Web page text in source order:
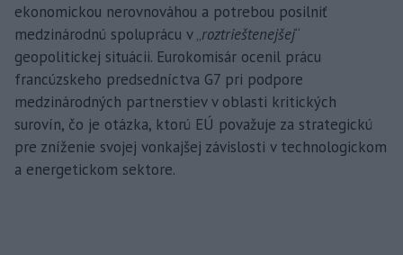
ekonomickou nerovnováhou a potrebou posilniť
medzinárodnú spoluprácu v „roztrieštenejšej“
geopolitickej situácii. Eurokomisár ocenil prácu
francúzskeho predsedníctva G7 pri podpore
medzinárodných partnerstiev v oblasti kritických
surovín, čo je otázka, ktorú EÚ považuje za strategickú
pre zníženie svojej vonkajšej závislosti v technologickom
a energetickom sektore.